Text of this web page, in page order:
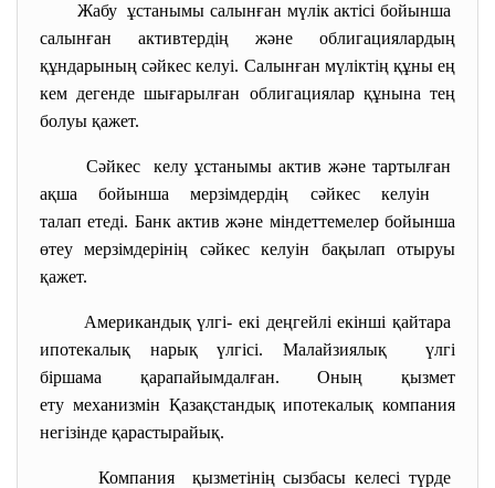
Жабу ұстанымы салынған мүлік актісі бойынша
салынған активтердің және облигациялардың
құндарының сәйкес келуі. Салынған мүліктің құны ең
кем дегенде шығарылған облигациялар құнына тең
болуы қажет.
Сәйкес келу ұстанымы актив және тартылған
ақша бойынша мерзімдердің сәйкес келуін
талап етеді. Банк актив және міндеттемелер бойынша
өтеу мерзімдерінің сәйкес келуін бақылап отыруы
қажет.
Американдық үлгі- екі деңгейлі екінші қайтара
ипотекалық нарық үлгісі. Малайзиялық үлгі
біршама қарапайымдалған. Оның қызмет
ету механизмін Қазақстандық ипотекалық компания
негізінде қарастырайық.
Компания қызметінің сызбасы келесі түрде